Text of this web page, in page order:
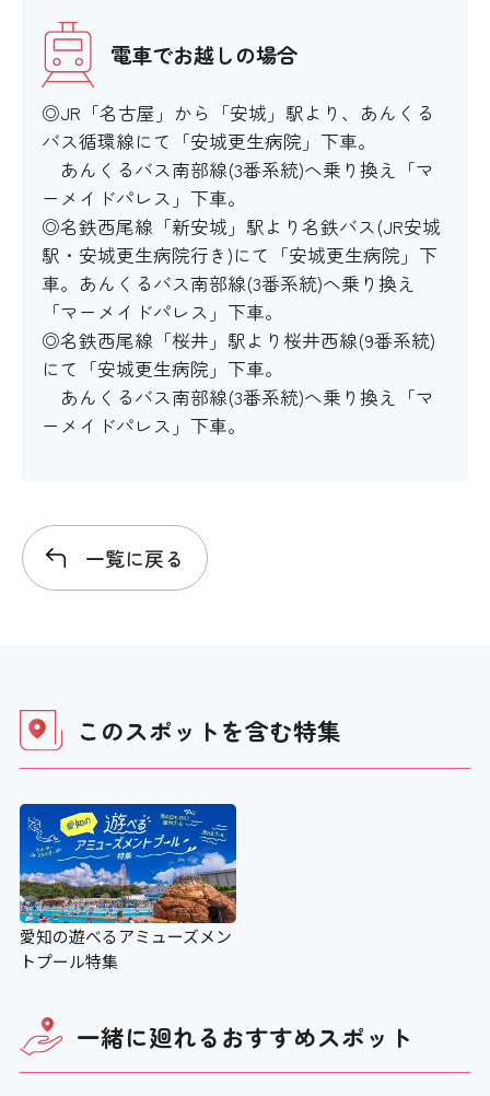
〇
館内移動について
アイコンの説明
階段・段差
〇
エレベーター
〇
エレベーター音声案内
〇
エスカレーター
エスカレーター音声案内
電車でお越しの場合
◎JR「名古屋」から「安城」駅より、あんくる
バス循環線にて「安城更生病院」下車。
あんくるバス南部線(3番系統)へ乗り換え「マ
ーメイドパレス」下車。
◎名鉄西尾線「新安城」駅より名鉄バス(JR安城
駅・安城更生病院行き)にて「安城更生病院」下
車。あんくるバス南部線(3番系統)へ乗り換え
「マーメイドパレス」下車。
◎名鉄西尾線「桜井」駅より桜井西線(9番系統)
にて「安城更生病院」下車。
あんくるバス南部線(3番系統)へ乗り換え「マ
ーメイドパレス」下車。
一覧に戻る
このスポットを含む特集
愛知の遊べるアミューズメン
トプール特集
一緒に廻れるおすすめスポット